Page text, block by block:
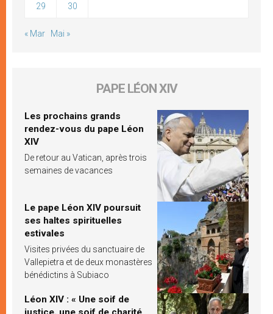
29 30
« Mar Mai »
PAPE LÉON XIV
Les prochains grands
rendez-vous du pape Léon
XIV
De retour au Vatican, après trois
semaines de vacances
Le pape Léon XIV poursuit
ses haltes spirituelles
estivales
Visites privées du sanctuaire de
Vallepietra et de deux monastères
bénédictins à Subiaco
Léon XIV : « Une soif de